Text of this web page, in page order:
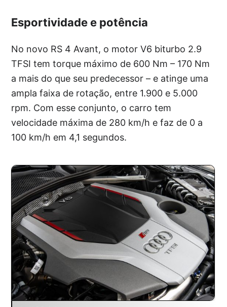
Esportividade e potência
No novo RS 4 Avant, o motor V6 biturbo 2.9
TFSI tem torque máximo de 600 Nm – 170 Nm
a mais do que seu predecessor – e atinge uma
ampla faixa de rotação, entre 1.900 e 5.000
rpm. Com esse conjunto, o carro tem
velocidade máxima de 280 km/h e faz de 0 a
100 km/h em 4,1 segundos.